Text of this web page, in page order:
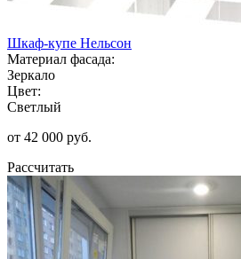
Шкаф-купе Нельсон
Материал фасада:
Зеркало
Цвет:
Светлый
от 42 000 руб.
Рассчитать